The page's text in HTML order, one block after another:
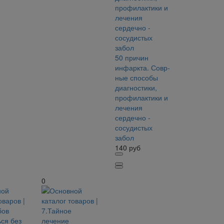
50 причин
инфаркта. Совр-
ные способы
диагностики,
профилактики и
лечения
сердечно -
сосудистых
забол
140 руб
0